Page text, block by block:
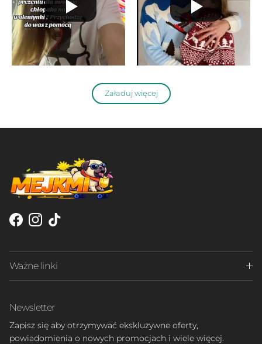
Załaduj więcej
Facebook
Instagram
TikTok
Ważne linki
Newsletter
Zapisz się aby otrzymywać ekskluzywne oferty,
powiadomienia o nowych promocjach i wiele więcej.